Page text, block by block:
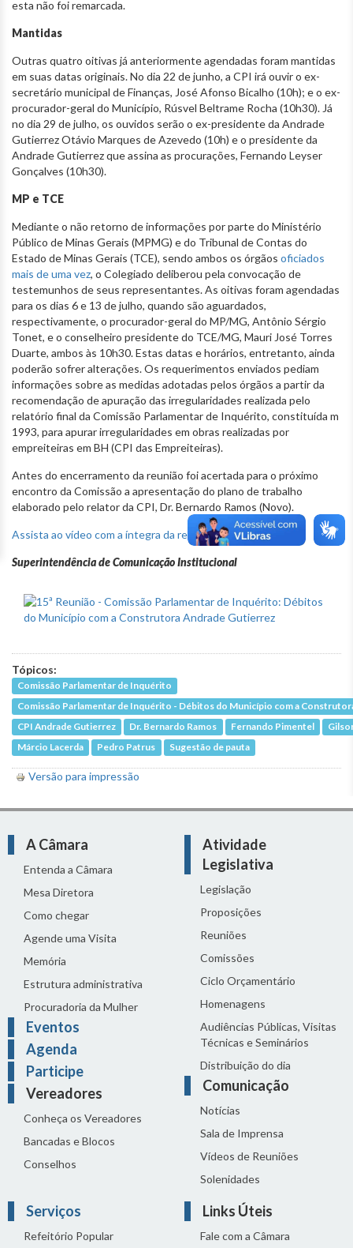
esta não foi remarcada.
Mantidas
Outras quatro oitivas já anteriormente agendadas foram mantidas
em suas datas originais. No dia 22 de junho, a CPI irá ouvir o ex-
secretário municipal de Finanças, José Afonso Bicalho (10h); e o ex-
procurador-geral do Município, Rúsvel Beltrame Rocha (10h30). Já
no dia 29 de julho, os ouvidos serão o ex-presidente da Andrade
Gutierrez Otávio Marques de Azevedo (10h) e o presidente da
Andrade Gutierrez que assina as procurações, Fernando Leyser
Gonçalves (10h30).
MP e TCE
Mediante o não retorno de informações por parte do Ministério
Público de Minas Gerais (MPMG) e do Tribunal de Contas do
Estado de Minas Gerais (TCE), sendo ambos os órgãos oficiados
mais de uma vez, o Colegiado deliberou pela convocação de
testemunhos de seus representantes. As oitivas foram agendadas
para os dias 6 e 13 de julho, quando são aguardados,
respectivamente, o procurador-geral do MP/MG, Antônio Sérgio
Tonet, e o conselheiro presidente do TCE/MG, Mauri José Torres
Duarte, ambos às 10h30. Estas datas e horários, entretanto, ainda
poderão sofrer alterações. Os requerimentos enviados pediam
informações sobre as medidas adotadas pelos órgãos a partir da
recomendação de apuração das irregularidades realizada pelo
relatório final da Comissão Parlamentar de Inquérito, constituída m
1993, para apurar irregularidades em obras realizadas por
empreiteiras em BH (CPI das Empreiteiras).
Antes do encerramento da reunião foi acertada para o próximo
encontro da Comissão a apresentação do plano de trabalho
elaborado pelo relator da CPI, Dr. Bernardo Ramos (Novo).
Assista ao vídeo com a íntegra da reunião.
Superintendência de Comunicação Institucional
Tópicos:
Comissão Parlamentar de Inquérito
Comissão Parlamentar de Inquérito - Débitos do Município com a
CPI Andrade Gutierrez
Dr. Bernardo Ramos Fernando Pimentel
Márcio Lacerda
Pedro Patrus Sugestão de pauta
Versão para impressão
A Câmara
Entenda a Câmara
Mesa Diretora
Como chegar
Agende uma Visita
Memória
Estrutura administrativa
Procuradoria da Mulher
Eventos
Agenda
Participe
Vereadores
Conheça os Vereadores
Bancadas e Blocos
Conselhos
Atividade
Legislativa
Legislação
Proposições
Reuniões
Comissões
Ciclo Orçamentário
Homenagens
Audiências Públicas, Visitas
Técnicas e Seminários
Distribuição do dia
Comunicação
Notícias
Sala de Imprensa
Vídeos de Reuniões
Solenidades
Serviços
Refeitório Popular
Links Úteis
Fale com a Câmara